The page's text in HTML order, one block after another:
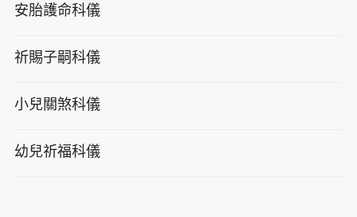
安胎護命科儀
祈賜子嗣科儀
小兒關煞科儀
幼兒祈福科儀